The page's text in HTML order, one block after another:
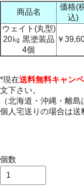
商品名
価格(
込)
ウェイト(丸型)
20㎏ 黒塗装品
4個
￥
*現在送料無料キャン
文下さい。
（北海道・沖縄・離
個人宅送りの場合は送
個数